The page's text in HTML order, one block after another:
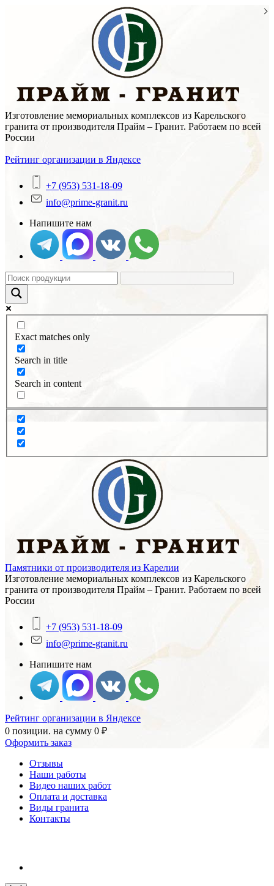
Изготовление мемориальных комплексов из Карельского
гранита от производителя Прайм – Гранит. Работаем по всей
России
Рейтинг организации в Яндексе
+7 (953) 531-18-09
info@prime-granit.ru
Напишите нам
Exact matches only
Search in title
Search in content
Памятники от производителя из Карелии
Изготовление мемориальных комплексов из Карельского
гранита от производителя Прайм – Гранит. Работаем по всей
России
+7 (953) 531-18-09
info@prime-granit.ru
Напишите нам
Рейтинг организации в Яндексе
0 позиции. на сумму 0 ₽
Оформить заказ
Отзывы
Наши работы
Видео наших работ
Оплата и доставка
Виды гранита
Контакты